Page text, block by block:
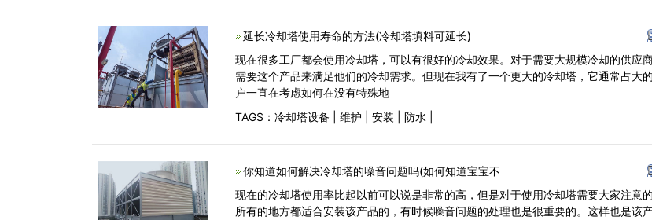
延长冷却塔使用寿命的方法(冷却塔填料可延长)
现在很多工厂都会使用冷却塔，可以有很好的冷却效果。对于需要大规模冷却的供应
需要这个产品来满足他们的冷却需求。但现在我有了一个更大的冷却塔，它通常占大
户一直在考虑如何在没有特殊地
TAGS： 冷却塔设备 维护 安装 防水
你知道如何解决冷却塔的噪音问题吗(如何知道宝宝不
现在的冷却塔使用率比起以前可以说是非常的高，但是对于使用冷却塔需要大家注意
所有的地方都适合安装该产品的，有时候噪音问题的处理也是很重要的。这样也是该